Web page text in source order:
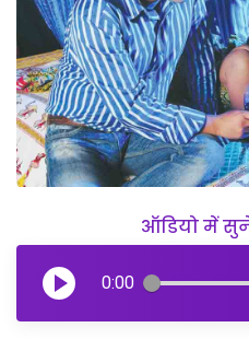
ऑडियो में
0:00